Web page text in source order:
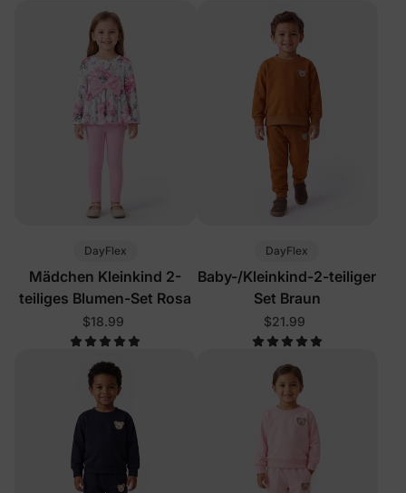
DayFlex
Mädchen Kleinkind 2-
teiliges Blumen-Set Rosa
$18.99
DayFlex
Baby-/Kleinkind-2-teiliger
Set Braun
$21.99